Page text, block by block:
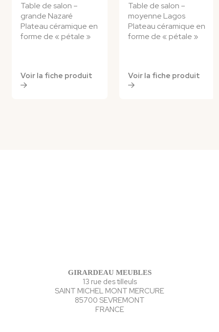
Table de salon –
grande Nazaré
Plateau céramique en
forme de « pétale »
Voir la fiche produit
Table de salon –
moyenne Lagos
Plateau céramique en
forme de « pétale »
Voir la fiche produit
GIRARDEAU MEUBLES
13 rue des tilleuls
SAINT MICHEL MONT MERCURE
85700 SEVREMONT
FRANCE